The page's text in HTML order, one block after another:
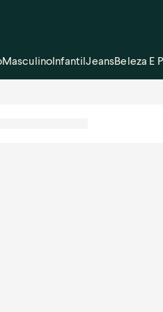
MasculinoInfantilJeansBeleza E